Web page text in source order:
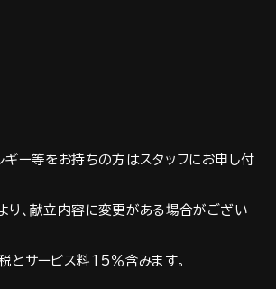
ー等をお持ちの方はスタッフにお申し付
、献立内容に変更がある場合がござい
サービス料15％含みます。